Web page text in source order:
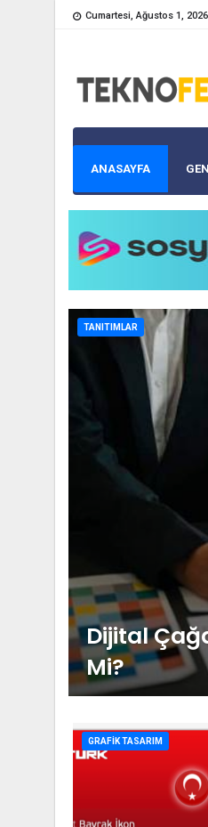
Cumartesi, Ağustos 1, 2026
ANASAYFA
TANITIMLAR
Dijital
Mi?
GRAFIK TASARIM